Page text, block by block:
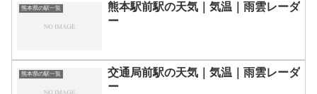
熊本県の駅一覧
熊本駅前駅の天気｜気温｜雨雲レーダ
ー
熊本県の駅一覧
交通局前駅の天気｜気温｜雨雲レーダ
ー